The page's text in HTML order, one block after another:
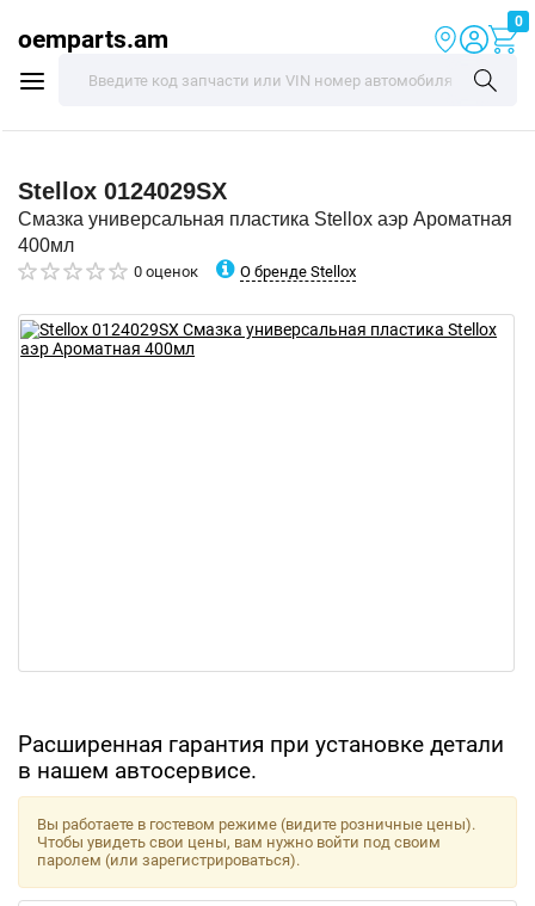
oemparts.am
0
Stellox 0124029SX
Смазка универсальная пластика Stellox аэр Ароматная
400мл
0 оценок О бренде Stellox
Расширенная гарантия при установке детали
в нашем автосервисе.
Вы работаете в гостевом режиме (видите розничные цены).
Чтобы увидеть свои цены, вам нужно войти под своим
паролем (или зарегистрироваться).